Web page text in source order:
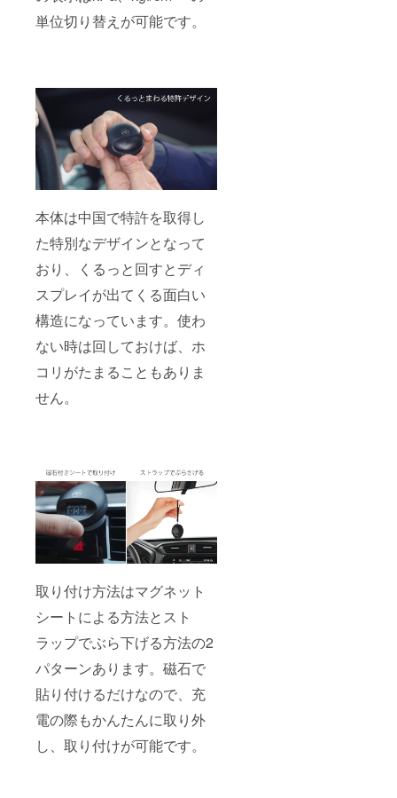
単位切り替えが可能です。
本体は中国で特許を取得し
た特別なデザインとなって
おり、くるっと回すとディ
スプレイが出てくる面白い
構造になっています。使わ
ない時は回しておけば、ホ
コリがたまることもありま
せん。
取り付け方法はマグネット
シートによる方法とスト
ラップでぶら下げる方法の2
パターンあります。磁石で
貼り付けるだけなので、充
電の際もかんたんに取り外
し、取り付けが可能です。